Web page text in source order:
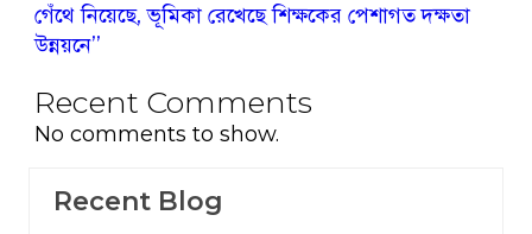
গেঁথে নিয়েছে, ভূমিকা রেখেছে শিক্ষকের পেশাগত দক্ষতা
উন্নয়নে’’
Recent Comments
No comments to show.
Recent Blog